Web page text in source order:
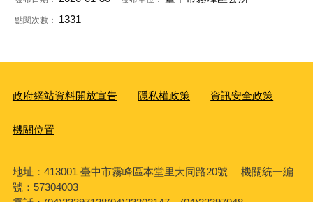
點閱次數： 1331
政府網站資料開放宣告 隱私權政策 資訊安全政策
機關位置
地址：413001 臺中市霧峰區本堂里大同路20號 機關統一編
號：57304003